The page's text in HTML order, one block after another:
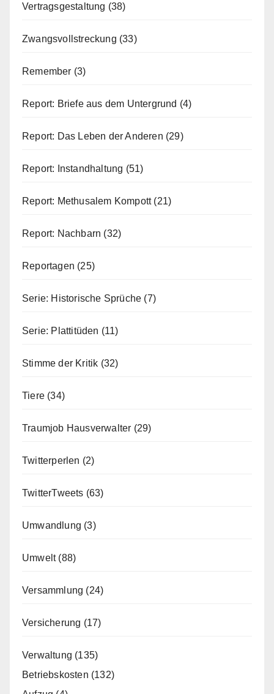
Vertragsgestaltung (38)
Zwangsvollstreckung (33)
Remember (3)
Report: Briefe aus dem Untergrund (4)
Report: Das Leben der Anderen (29)
Report: Instandhaltung (51)
Report: Methusalem Kompott(21)
Report: Nachbarn (32)
Reportagen (25)
Serie: Historische Sprüche (7)
Serie: Plattitüden (11)
Stimme der Kritik (32)
Tiere (34)
Traumjob Hausverwalter (29)
Twitterperlen (2)
TwitterTweets (63)
Umwandlung (3)
Umwelt(88)
Versammlung (24)
Versicherung (17)
Verwaltung (135)
Betriebskosten (132)